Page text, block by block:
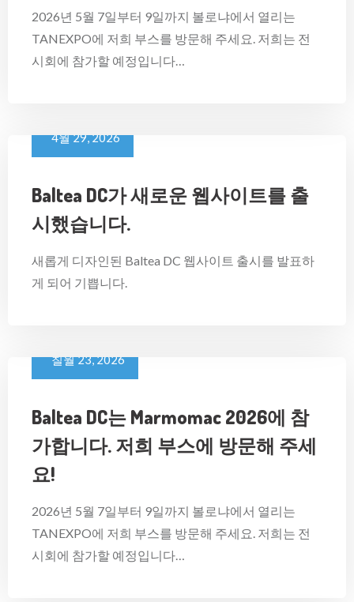
2026년 5월 7일부터 9일까지 볼로냐에서 열리는
TANEXPO에 저희 부스를 방문해 주세요. 저희는 전
시회에 참가할 예정입니다…
4월 29, 2026
Baltea DC가 새로운 웹사이트를 출
시했습니다.
새롭게 디자인된 Baltea DC 웹사이트 출시를 발표하
게 되어 기쁩니다.
칠월 23, 2026
Baltea DC는 Marmomac 2026에 참
가합니다. 저희 부스에 방문해 주세
요!
2026년 5월 7일부터 9일까지 볼로냐에서 열리는
TANEXPO에 저희 부스를 방문해 주세요. 저희는 전
시회에 참가할 예정입니다…